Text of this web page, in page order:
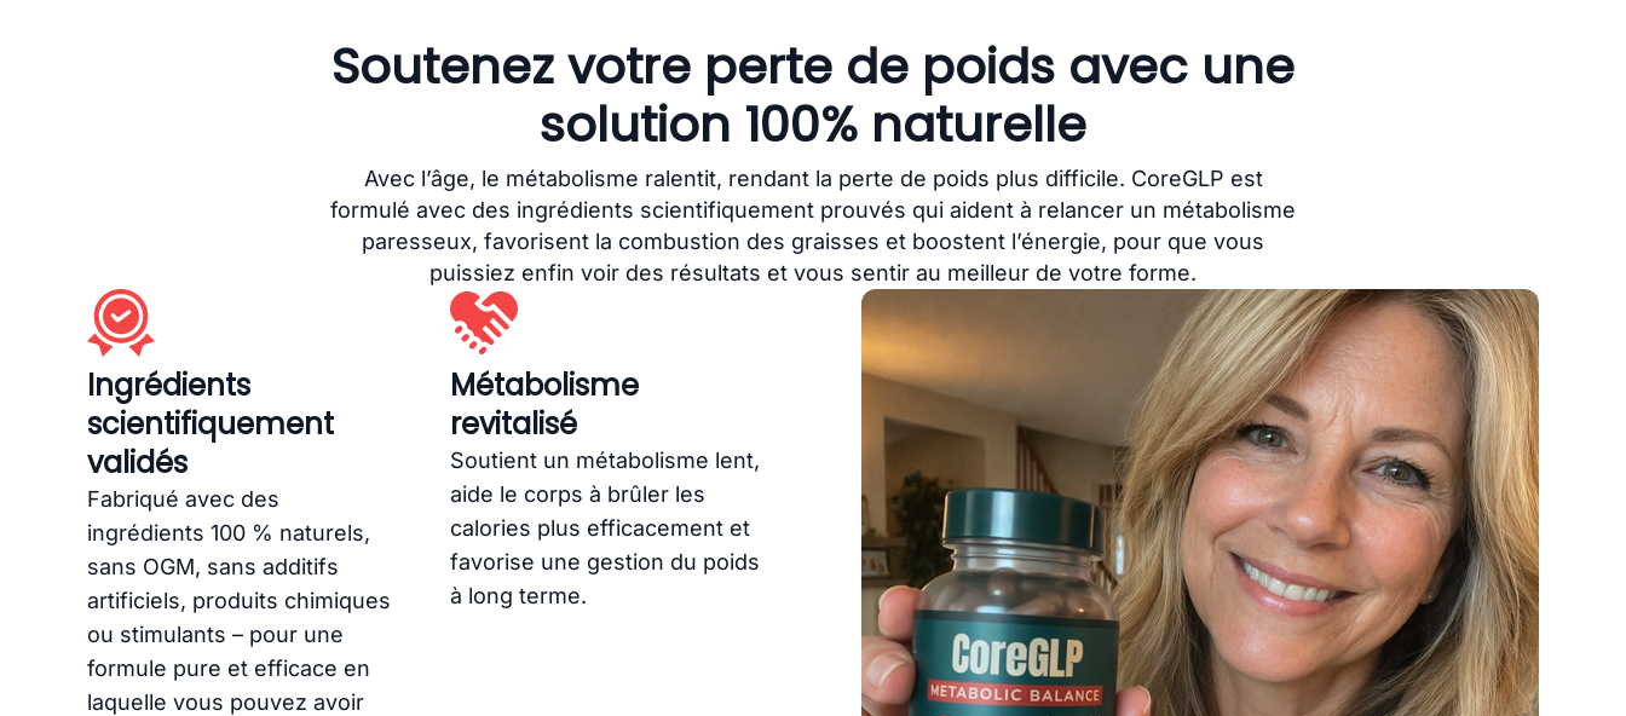
Soutenez votre perte de poids avec une
solution 100% naturelle
Avec l’âge, le métabolisme ralentit, rendant la perte de poids plus difficile. CoreGLP est
formulé avec des ingrédients scientifiquement prouvés qui aident à relancer un métabolisme
paresseux, favorisent la combustion des graisses et boostent l’énergie, pour que vous
puissiez enfin voir des résultats et vous sentir au meilleur de votre forme.
Ingrédients
scientifiquement
validés
Fabriqué avec des
ingrédients 100 % naturels,
sans OGM, sans additifs
artificiels, produits chimiques
ou stimulants – pour une
formule pure et efficace en
laquelle vous pouvez avoir
Métabolisme
revitalisé
Soutient un métabolisme lent,
aide le corps à brûler les
calories plus efficacement et
favorise une gestion du poids
à long terme.